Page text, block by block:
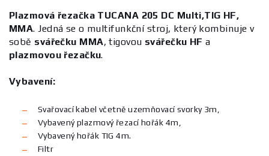
Plazmová řezačka TUCANA 205 DC Multi,TIG HF,
MMA. Jedná se o multifunkční stroj, který kombinuje v
sobě svářečku MMA, tigovou svářečku HF a
plazmovou řezačku.
Vybavení:
Svařovací kabel včetně uzemňovací svorky 3m,
Vybavený plazmový řezací hořák 4m,
Vybavený hořák TIG 4m.
Filtr